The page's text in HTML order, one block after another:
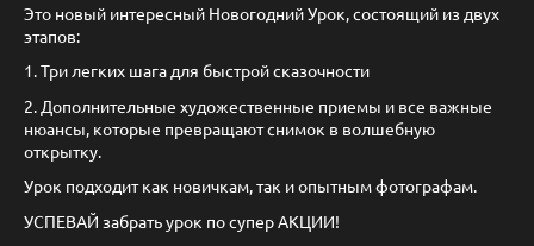
Это новый интересный Новогодний Урок, состоящий из двух
этапов:
1. Три легких шага для быстрой сказочности
2. Дополнительные художественные приемы и все важные
нюансы, которые превращают снимок в волшебную
открытку.
Урок подходит как новичкам, так и опытным фотографам.
УСПЕВАЙ забрать урок по супер АКЦИИ!